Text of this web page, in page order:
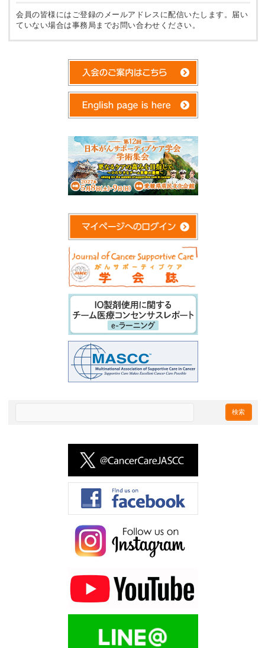
会員の皆様にはご登録のメールアドレスに配信いたします。届い
ていない場合は事務局までお問い合わせください。